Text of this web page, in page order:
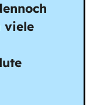
viele